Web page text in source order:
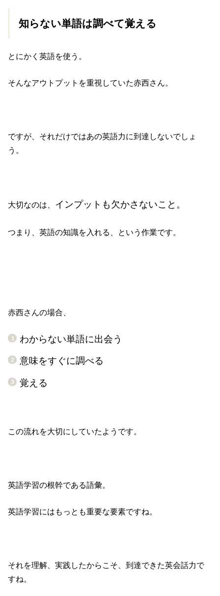
知らない単語は調べて覚える
とにかく英語を使う。
そんなアウトプットを重視していた赤西さん。
ですが、それだけではあの英語力に到達しないでしょ
う。
大切なのは、 インプットも欠かさないこと。
つまり、英語の知識を入れる、という作業です。
赤西さんの場合、
わからない単語に出会う
意味をすぐに調べる
覚える
この流れを大切にしていたようです。
英語学習の根幹である語彙。
英語学習にはもっとも重要な要素ですね。
それを理解、実践したからこそ、到達できた英会話力で
すね。